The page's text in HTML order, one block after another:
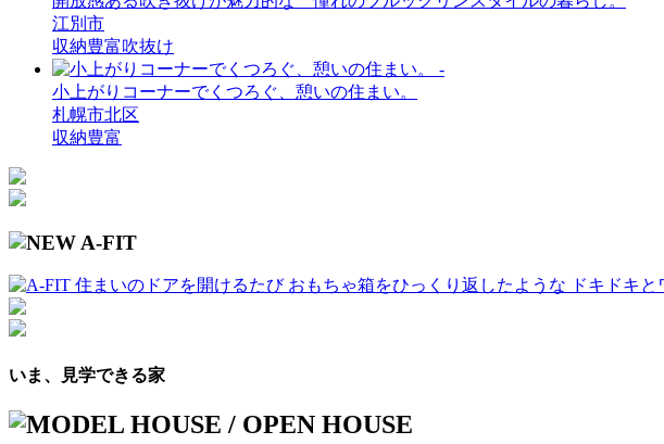
江別市
収納豊富吹抜け
小上がりコーナーでくつろぐ、 憩いの住まい。
札幌市北区
収納豊富
いま、見学できる家